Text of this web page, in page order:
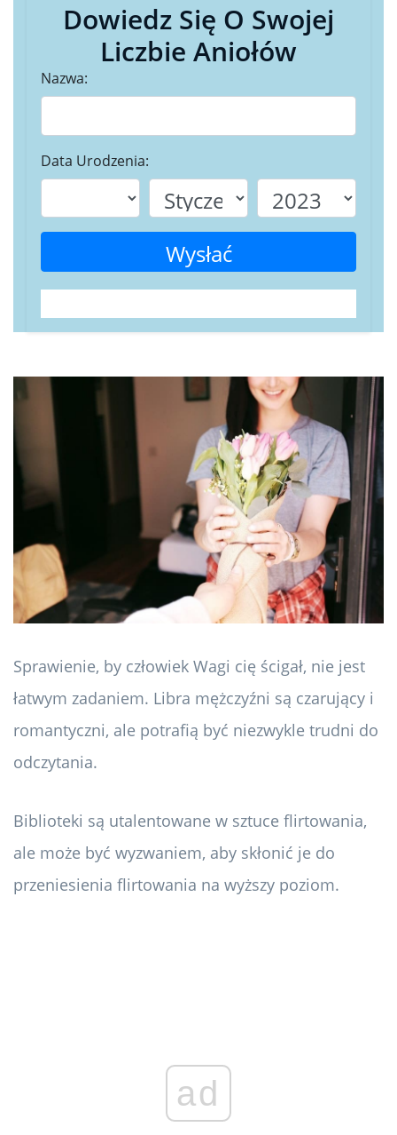
Dowiedz Się O Swojej
Liczbie Aniołów
Nazwa:
Data Urodzenia:
Wysłać
Sprawienie, by człowiek Wagi cię ścigał, nie jest
łatwym zadaniem. Libra mężczyźni są czarujący i
romantyczni, ale potrafią być niezwykle trudni do
odczytania.
Biblioteki są utalentowane w sztuce flirtowania,
ale może być wyzwaniem, aby skłonić je do
przeniesienia flirtowania na wyższy poziom.
ad